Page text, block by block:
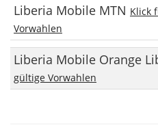
Liberia Mobile MTN Klick
Vorwahlen
Liberia Mobile Orange
gültige Vorwahlen